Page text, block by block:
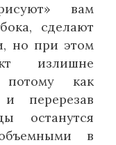
вам
сделают
но при этом
излишне
потому как
перерезав
останутся
в